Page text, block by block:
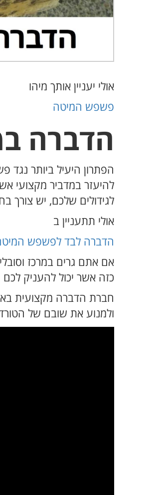
אולי יעניין אותך מיהו
פשפש המיטה
הדברה
הפתרון היעיל ביותר
להיעזר במדביר מקצועי
לגידולים שלכם, יש צורך
אולי תתעניין ב
הדברה לבד לפשפש
אם אתם גרים במרכז
כזה אשר יכול להעניק
חברת הדברה מקצועית
ולמנוע את שובם של